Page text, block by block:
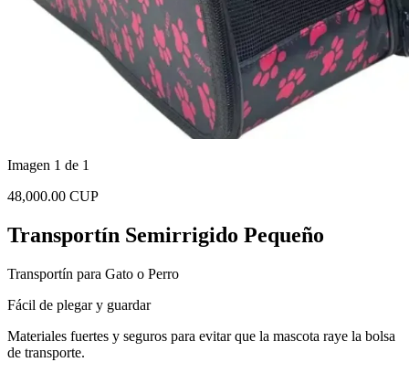
Imagen 1 de 1
48,000.00 CUP
Transportín Semirrigido Pequeño
Transportín para Gato o Perro
Fácil de plegar y guardar
Materiales fuertes y seguros para evitar que la mascota raye la bolsa
de transporte.